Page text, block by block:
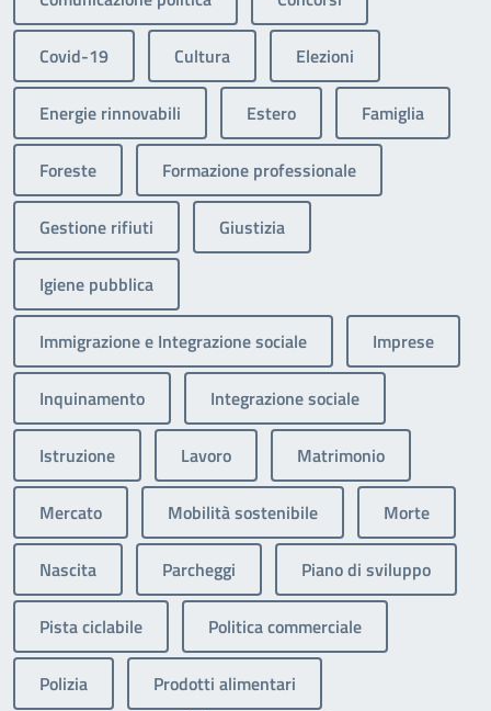
Covid-19 Cultura Elezioni
Energie rinnovabili Estero Famiglia
Foreste Formazione professionale
Gestione rifiuti Giustizia
Igiene pubblica
Immigrazione e Integrazione sociale Imprese
Inquinamento Integrazione sociale
Istruzione Lavoro Matrimonio
Mercato Mobilità sostenibile Morte
Nascita Parcheggi Piano di sviluppo
Pista ciclabile Politica commerciale
Polizia Prodotti alimentari